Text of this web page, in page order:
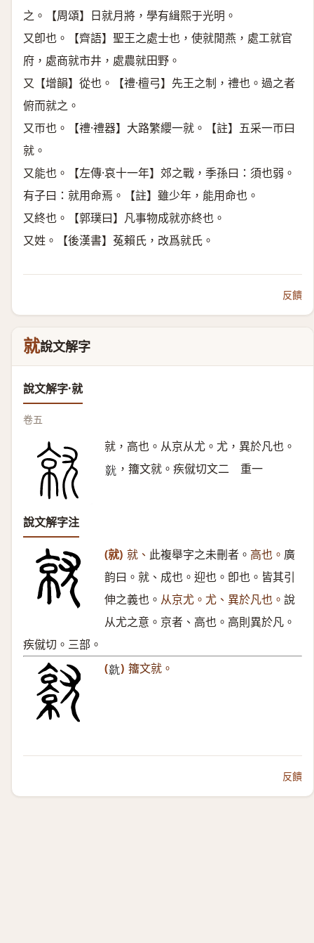
之。【周頌】日就月將，學有緝熙于光明。
又卽也。【齊語】聖王之處士也，使就閒燕，處工就官
府，處商就市井，處農就田野。
又【增韻】從也。【禮·檀弓】先王之制，禮也。過之者
俯而就之。
又帀也。【禮·禮器】大路繁纓一就。【註】五采一帀曰
就。
又能也。【左傳·哀十一年】郊之戰，季孫曰：須也弱。
有子曰：就用命焉。【註】雖少年，能用命也。
又終也。【郭璞曰】凡事物成就亦終也。
又姓。【後漢書】菟賴氏，改爲就氏。
反饋
就說文解字
說文解字·就
卷五
就，高也。从京从尤。尤，異於凡也。
𡰜
，籒文就。疾僦切文二 重一
說文解字注
(就) 就、 此複舉字之未刪者。 高也。 廣
韵曰。就、成也。迎也。卽也。皆其引
伸之義也。 从京尤。尤、異於凡也。 說
从尤之意。京者、高也。高則異於凡。
疾僦切。三部。
(𡰗 ) 籒文就。
反饋